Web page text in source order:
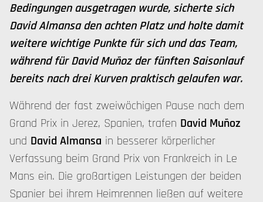
Bedingungen ausgetragen wurde, sicherte sich
David Almansa den achten Platz und holte damit
weitere wichtige Punkte für sich und das Team,
während für David Muñoz der fünften Saisonlauf
bereits nach drei Kurven praktisch gelaufen war.
Während der fast zweiwöchigen Pause nach dem
Grand Prix in Jerez, Spanien, trafen David Muñoz
und David Almansa in besserer körperlicher
Verfassung beim Grand Prix von Frankreich in Le
Mans ein. Die großartigen Leistungen der beiden
Spanier bei ihrem Heimrennen ließen auf weitere